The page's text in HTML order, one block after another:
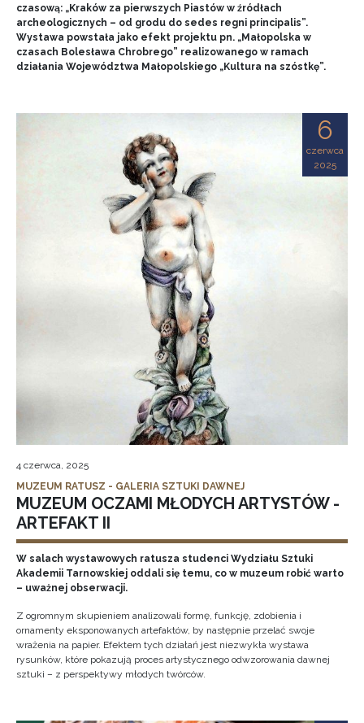
czasową: „Kraków za pierwszych Piastów w źródłach
archeologicznych – od grodu do sedes regni principalis”.
Wystawa powstała jako efekt projektu pn. „Małopolska w
czasach Bolesława Chrobrego” realizowanego w ramach
działania Województwa Małopolskiego „Kultura na szóstkę”.
6
czerwca
2025
4 czerwca, 2025
MUZEUM RATUSZ - GALERIA SZTUKI DAWNEJ
MUZEUM OCZAMI MŁODYCH ARTYSTÓW -
ARTEFAKT II
W salach wystawowych ratusza studenci Wydziału Sztuki
Akademii Tarnowskiej oddali się temu, co w muzeum robić warto
– uważnej obserwacji.
Z ogromnym skupieniem analizowali formę, funkcję, zdobienia i
ornamenty eksponowanych artefaktów, by następnie przelać swoje
wrażenia na papier. Efektem tych działań jest niezwykła wystawa
rysunków, które pokazują proces artystycznego odwzorowania dawnej
sztuki – z perspektywy młodych twórców.